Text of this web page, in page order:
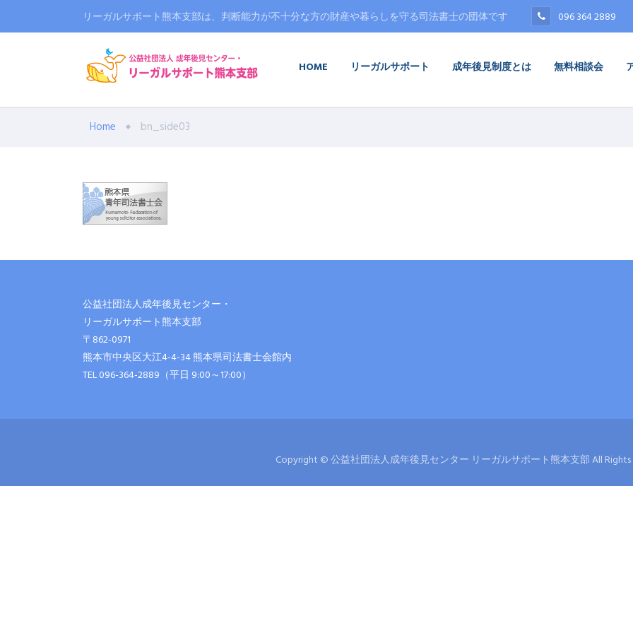
リーガルサポート熊本支部は、判断能力が不十分な方の財産や暮らしを守る司法書士の団体です 096 364 2889
HOME リーガルサポート 成年後見制度とは 無料相談会
Home bn_side03
公益社団法人成年後見センター・
リーガルサポート熊本支部
〒862-0971
熊本市中央区大江4-4-34 熊本県司法書士会館内
TEL 096-364-2889（平日 9:00～17:00）
Copyright © 公益社団法人成年後見センター リーガルサポート熊本支部 All Rights